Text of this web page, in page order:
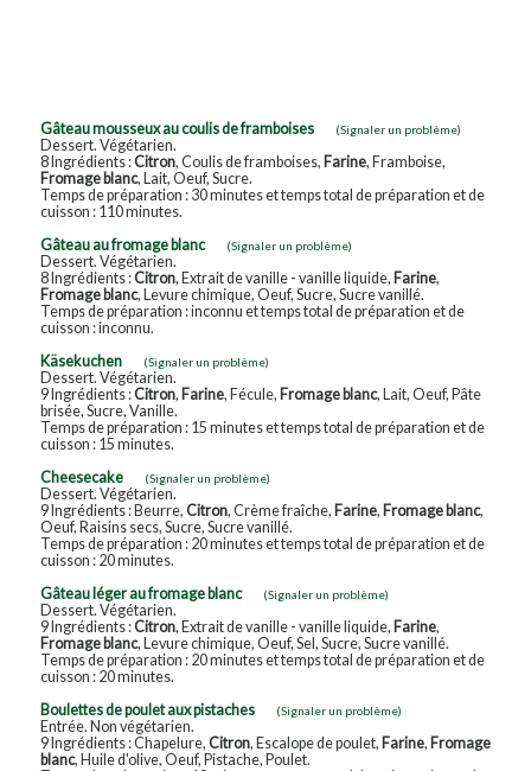
Gâteau mousseux au coulis de framboises (Signaler un problème)
Dessert. Végétarien.
8 Ingrédients :Citron, Coulis de framboises, Farine, Framboise,
Fromage blanc, Lait, Oeuf, Sucre.
Temps de préparation : 30 minutes et temps total de préparation et de
cuisson : 110 minutes.
Gâteau au fromage blanc
(Signaler un problème)
Dessert. Végétarien.
8 Ingrédients :Citron, Extrait de vanille - vanille liquide, Farine,
Fromage blanc, Levure chimique, Oeuf, Sucre, Sucre vanillé.
Temps de préparation : inconnu et temps total de préparation et de
cuisson : inconnu.
Käsekuchen
(Signaler un problème)
Dessert. Végétarien.
9 Ingrédients :Citron, Farine, Fécule, Fromage blanc, Lait, Oeuf, Pâte
brisée, Sucre, Vanille.
Temps de préparation : 15 minutes et temps total de préparation et de
cuisson : 15 minutes.
Cheesecake
(Signaler un problème)
Dessert. Végétarien.
9 Ingrédients : Beurre, Citron, Crème fraîche, Farine, Fromage blanc,
Oeuf, Raisins secs, Sucre, Sucre vanillé.
Temps de préparation : 20 minutes et temps total de préparation et de
cuisson : 20 minutes.
Gâteau léger au fromage blanc
(Signaler un problème)
Dessert. Végétarien.
9 Ingrédients :Citron, Extrait de vanille - vanille liquide, Farine,
Fromage blanc, Levure chimique, Oeuf, Sel, Sucre, Sucre vanillé.
Temps de préparation : 20 minutes et temps total de préparation et de
cuisson : 20 minutes.
Boulettes de poulet aux pistaches
(Signaler un problème)
Entrée. Non végétarien.
9 Ingrédients : Chapelure, Citron, Escalope de poulet, Farine, Fromage
blanc, Huile d'olive, Oeuf, Pistache, Poulet.